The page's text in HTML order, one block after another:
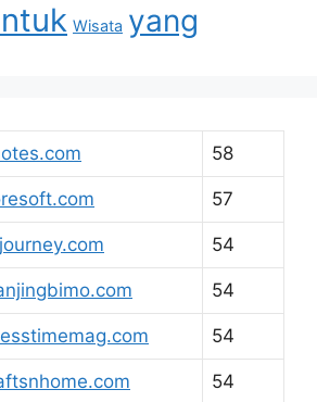
Wisata yang
58
57
54
54
54
54